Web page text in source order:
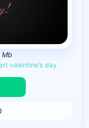
Mb
valentine’s day